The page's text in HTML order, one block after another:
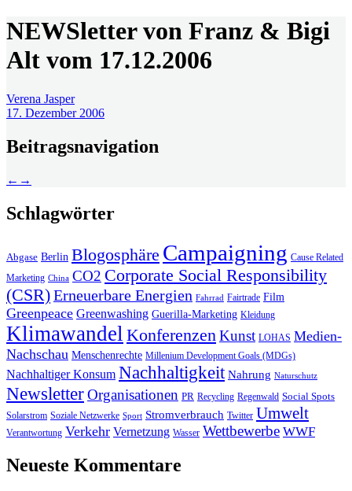
NEWSletter von Franz & Bigi
Alt vom 17.12.2006
Verena Jasper
17. Dezember 2006
Beitragsnavigation
← →
Schlagwörter
Abgase Berlin Blogosphäre Campaigning Cause Related
Marketing China CO2 Corporate Social Responsibility
(CSR)Erneuerbare Energien Fahrrad Fairtrade Film
Greenpeace Greenwashing Guerilla-Marketing Kleidung
Klimawandel Konferenzen Kunst LOHAS Medien-
Nachschau Menschenrechte Millenium Development Goals (MDGs)
Nachhaltiger Konsum Nachhaltigkeit Nahrung Naturschutz
NewsletterOrganisationen PR Recycling Regenwald Social Spots
Solarstrom Soziale Netzwerke Sport Stromverbrauch Twitter Umwelt
Verantwortung Verkehr Vernetzung Wasser Wettbewerbe WWF
Neueste Kommentare